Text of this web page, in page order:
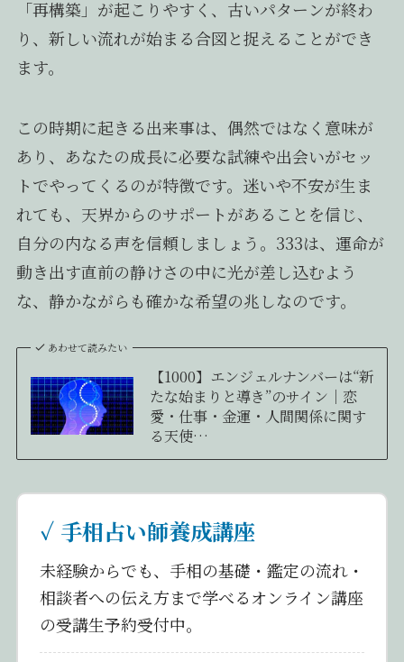
「再構築」が起こりやすく、古いパターンが終わ
り、新しい流れが始まる合図と捉えることができ
ます。
この時期に起きる出来事は、偶然ではなく意味が
あり、あなたの成長に必要な試練や出会いがセッ
トでやってくるのが特徴です。迷いや不安が生ま
れても、天界からのサポートがあることを信じ、
自分の内なる声を信頼しましょう。333は、運命が
動き出す直前の静けさの中に光が差し込むよう
な、静かながらも確かな希望の兆しなのです。
あわせて読みたい
【1000】エンジェルナンバーは“新
たな始まりと導き”のサイン｜恋
愛・仕事・金運・人間関係に関す
る天使…
✓ 手相占い師養成講座
未経験からでも、手相の基礎・鑑定の流れ・
相談者への伝え方まで学べるオンライン講座
の受講生予約受付中。